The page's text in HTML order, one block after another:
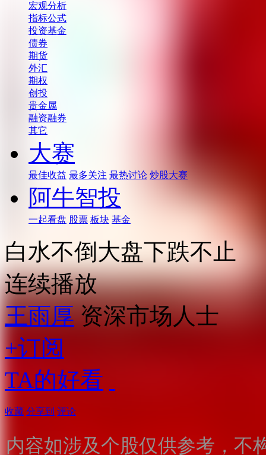
宏观分析
指标公式
投资基金
债券
期货
外汇
期权
创投
贵金属
融资融券
其它
大赛
最佳收益 最多关注 最热讨论 炒股大赛
阿牛智投
一起看盘 股票 板块 基金
白水不倒大盘下跌不止
连续播放
王雨厚 资深市场人士
+订阅
TA的好看
收藏 分享到 评论
内容如涉及个股仅供参考，不